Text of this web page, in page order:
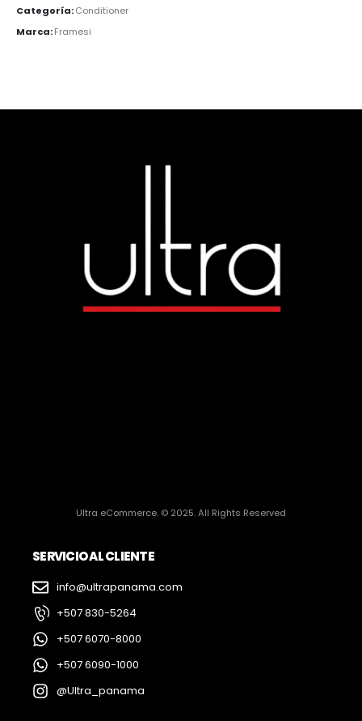
Categoría:Conditioner
Marca:Framesi
Ultra eCommerce. © 2025. All Rights Reserved
SERVICIO AL CLIENTE
info@ultrapanama.com
+507 830-5264
+507 6070-8000
+507 6090-1000
@Ultra_panama